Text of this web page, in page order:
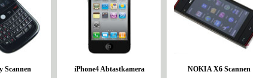
Scannen iPhone4 Abtastkamera NOKIA X6 Scannen